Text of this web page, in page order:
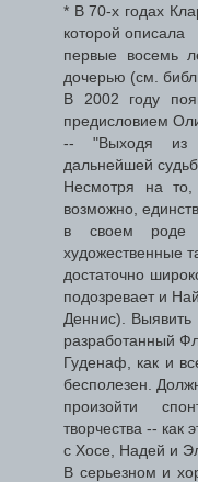
* В 70-х годах
которой описала
первые восемь
дочерью (см.
В 2002 году
предисловием
-- "Выходя из
дальнейшей
Несмотря на
возможно,
в своем роде
художественные
достаточно
подозревает и
Деннис). Выявить
разработанный
Гуденаф, как и
бесполезен.
произойти
творчества -- как
с Хосе, Надей и
В серьезном и